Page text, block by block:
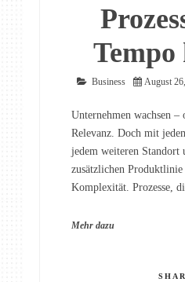
Tempo
Business August
Unternehmen wachsen –
Relevanz. Doch mit
jedem weiteren Standort
zusätzlichen
Komplexität. Prozesse,
Mehr dazu